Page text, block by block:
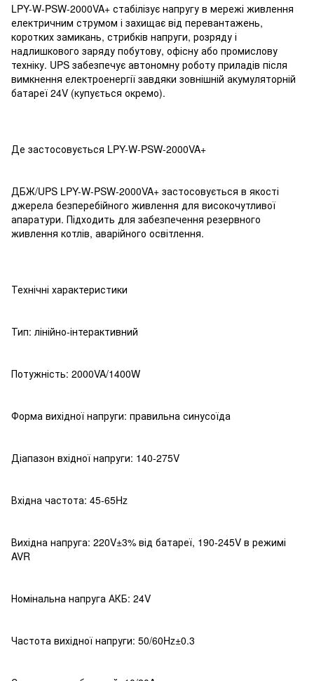
LPY-W-PSW-2000VA+ стабілізує напругу в мережі живлення
електричним струмом і захищає від перевантажень,
коротких замикань, стрибків напруги, розряду і
надлишкового заряду побутову, офісну або промислову
техніку. UPS забезпечує автономну роботу приладів після
вимкнення електроенергії завдяки зовнішній акумуляторній
батареї 24V (купується окремо).
Де застосовується LPY-W-PSW-2000VA+
ДБЖ/UPS LPY-W-PSW-2000VA+ застосовується в якості
джерела безперебійного живлення для високочутливої
апаратури. Підходить для забезпечення резервного
живлення котлів, аварійного освітлення.
Технічні характеристики
Тип: лінійно-інтерактивний
Потужність: 2000VA/1400W
Форма вихідної напруги: правильна синусоїда
Діапазон вхідної напруги: 140-275V
Вхідна частота: 45-65Hz
Вихідна напруга: 220V±3% від батареї, 190-245V в режимі
AVR
Номінальна напруга АКБ: 24V
Частота вихідної напруги: 50/60Hz±0.3